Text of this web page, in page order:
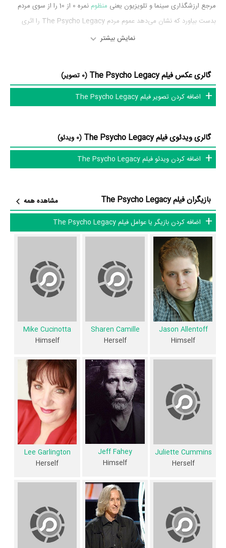
مرجع ارزشگذاری سینما و تلویزیون یعنی منظوم
نمره 0 از 10 را از سوی مردم
بدست بیاورد که نشان می‌دهد عموم مردم The Psycho Legacy را اثری
بی‌ارزش و بسیار بد ارزیابی می‌کنند.
بازیگران فیلم The Psycho Legacy چه کسانی هستند؟ در The Psycho
Legacy بازیگرانی چون
Jason Allentoffدر نقش Himself،Sharen
Garlingtonدر نقش Herself و Cynthia Garris
در نقش Herself به ایفای
Psycho Legacy باتوجه به بازی گرفتن از این تعداد بازیگر و مدیریت آنها کار
بسیار دشواری بوده است؛ باید بررسی کرد آیاRobert V. Galluzzo
کارگردان و به‌عنوان بازیگردان و همچنین تیم بازیگری The Psycho Legacy
توانسته‌اند در این زمینه موفق باشند و بازی‌های درخشانی را نمایش دهند؟
از دیگر بازیگران فیلم The Psycho Legacy می‌توان به
Mick Garris
نقش Himself،Michael Gingold در نقش Himself و Stuart Gordon
نقش Himself اشاره کرد.
دایرةالمعارف آنلاین سینما و تلویزیون یعنیمنظوم
ثبت شده، 58 سال است که
نشان می‌دهد بازیگران The Psycho Legacy عمدتا از نظر سنی افرادی پیر و
باتجربه هستند.
داستان فیلم The Psycho Legacy
از محتوا و داستان فیلم The Psycho Legacy چقدر اطلاع دارید؟ فیلم‌نامه
The Psycho Legacy توسط
Robert V. Galluzzoنوشته شده است.
در خلاصه داستانی که یا از سوی تیم رسانه‌ای اثر و یا توسط دیگر رسانه‌ها درباره
داستان The Psycho Legacy منتشر شده است، می‌خوانیم: «این مستند
دادن روانی است. همه به روانکاوی اصلی (1960) اعتبار مناسب را برای تنظیم
صحنه فیلمهای کلاسیک مدرن، با اطلاعات محدودی درباره جنبه های دیگر
اصالت فیلم می دهند. اکثر مستندات مورد بحث در مورد سه دنباله پس از آن
است که باعث کاهش بازده در رابطه با کیفیت.»
نمایش بیشتر
گالری عکس فیلم The Psycho Legacy
(0 تصویر)
اضافه کردن تصویر فیلم The Psycho Legacy
گالری ویدئوی فیلم The Psycho Legacy
(0 ویدئو)
اضافه کردن ویدئو فیلم The Psycho Legacy
بازیگران فیلم The Psycho Legacy
مشاهده همه
اضافه کردن بازیگر یا عوامل فیلم The Psycho Legacy
Jason Allentoff
Himself
Sharen Camille
Herself
Mike Cucinotta
Himself
Juliette Cummins
Herself
Jeff Fahey
Himself
Lee Garlington
Herself